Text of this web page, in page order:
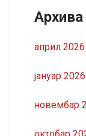
Архива
април 2026
јануар 2026
новембар